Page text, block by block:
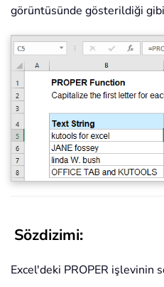
görüntüsünde gösterildiği
Sözdizimi:
Excel'deki PROPER işlevinin